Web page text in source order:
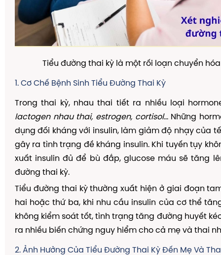
Tiểu đường thai kỳ là một rối loạn chuyển
1. Cơ Chế Bệnh Sinh Tiểu Đường Thai Kỳ
Trong thai kỳ, nhau thai tiết ra nhiều loại
lactogen nhau thai, estrogen, cortisol... Những
dụng đối kháng với insulin, làm giảm độ nhạy của
gây ra tình trạng đề kháng insulin. Khi tuyến tụy
xuất insulin đủ để bù đắp, glucose máu sẽ tăng
đường thai kỳ.
Tiểu đường thai kỳ thường xuất hiện ở giai đoạn
hai hoặc thứ ba, khi nhu cầu insulin của cơ thể
không kiểm soát tốt, tình trạng tăng đường huyết
ra nhiều biến chứng nguy hiểm cho cả mẹ và thai
2. Ảnh Hưởng Của Tiểu Đường Thai Kỳ Đến Mẹ Và